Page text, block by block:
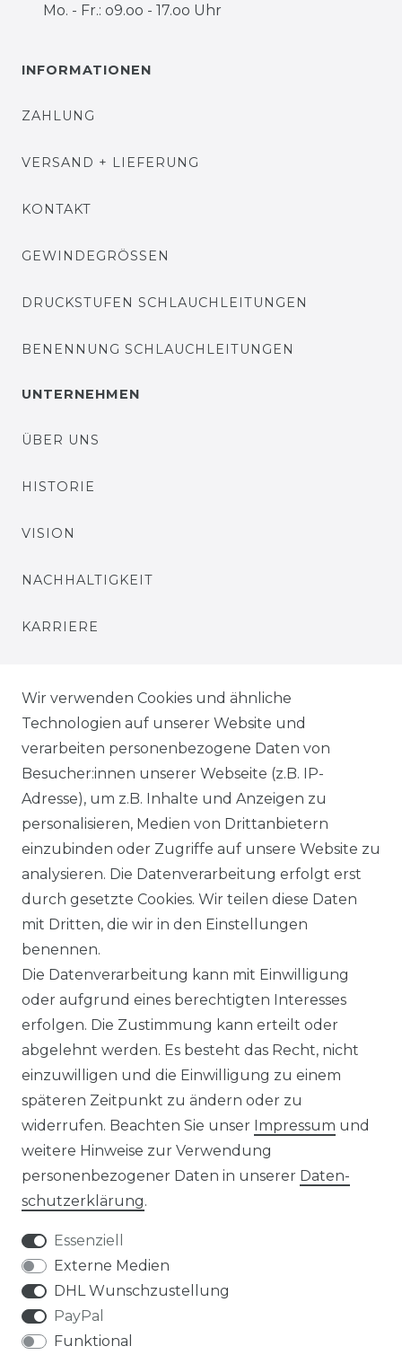
Mo. - Fr.: o9.oo - 17.oo Uhr
INFORMATIONEN
ZAHLUNG
VERSAND + LIEFERUNG
KONTAKT
GEWINDEGRÖSSEN
DRUCKSTUFEN SCHLAUCHLEITUNGEN
BENENNUNG SCHLAUCHLEITUNGEN
UNTERNEHMEN
ÜBER UNS
HISTORIE
VISION
NACHHALTIGKEIT
KARRIERE
BLOG
VORTEILE
☛ TOP Marken – TOP Qualität
☞ Fachhändler mit Beratung
☛ Über 30.000 Top Bewertungen
☞ Mehr als 200.000 Produkte am Lager
Impressum Daten­schutz­erklärung
Widerrufs­recht
Wir verwenden Cookies und ähnliche
Technologien auf unserer Website und
verarbeiten personenbezogene Daten von
Besucher:innen unserer Webseite (z.B. IP-
Adresse), um z.B. Inhalte und Anzeigen zu
personalisieren, Medien von Drittanbietern
einzubinden oder Zugriffe auf unsere Website zu
analysieren. Die Datenverarbeitung erfolgt erst
durch gesetzte Cookies. Wir teilen diese Daten
mit Dritten, die wir in den Einstellungen
benennen.
Die Datenverarbeitung kann mit Einwilligung
oder aufgrund eines berechtigten Interesses
erfolgen. Die Zustimmung kann erteilt oder
abgelehnt werden. Es besteht das Recht, nicht
einzuwilligen und die Einwilligung zu einem
späteren Zeitpunkt zu ändern oder zu
widerrufen. Beachten Sie unser Impressum und
weitere Hinweise zur Verwendung
personenbezogener Daten in unserer Daten­
schutz­erklärung.
Essenziell
Externe Medien
DHL Wunschzustellung
PayPal
Funktional